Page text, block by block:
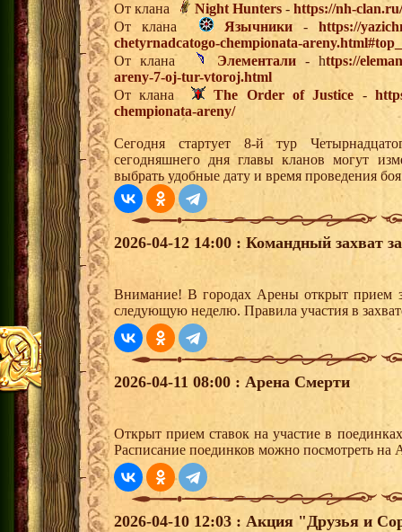
От клана Night Hunters - https://nh-
От клана
Язычники-https://
chetyrnadcatogo-chempionata-
От клана
Элементали- https://
areny-7-oj-tur-vtoroj.html
От клана
The Order of Justice -
chempionata-areny/
Сегодня стартует 8-й тур
сегодняшнего дня главы кланов могут
выбрать удобные дату и время проведения
2026-04-12 14:00 : Командный захват
Внимание! В городах Арены открыт прием
следующую неделю. Правила участия в
2026-04-11 08:00 : Арена Смерти
Открыт прием ставок на участие в
Расписание поединков можно посмотреть на
2026-04-10 12:03 : Акция "Друзья и